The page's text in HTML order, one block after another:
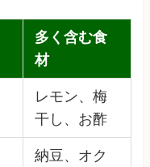
多く含む食
材
レモン、梅
干し、お酢
納豆、オク